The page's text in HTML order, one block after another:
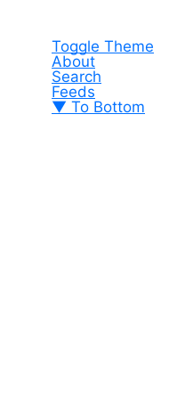
Toggle Theme
About
Search
Feeds
▼ To Bottom